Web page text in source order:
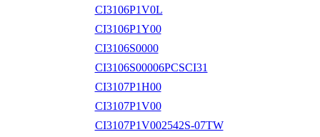
CI3106P1V0L
CI3106P1Y00
CI3106S0000
CI3106S00006PCSCI31
CI3107P1H00
CI3107P1V00
CI3107P1V002542S-07TW